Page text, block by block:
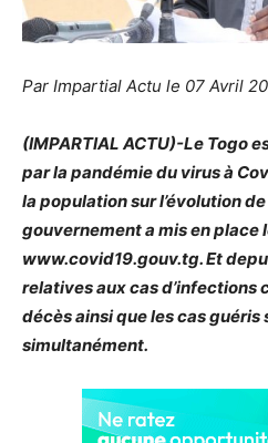
Par Impartial Actu le 07 Avril
(IMPARTIAL ACTU)-Le Togo
par la pandémie du virus à
la population sur l’évolution
gouvernement a mis en place
www.covid19.gouv.tg. Et
relatives aux cas d’infections
décès ainsi que les cas guéris
simultanément.